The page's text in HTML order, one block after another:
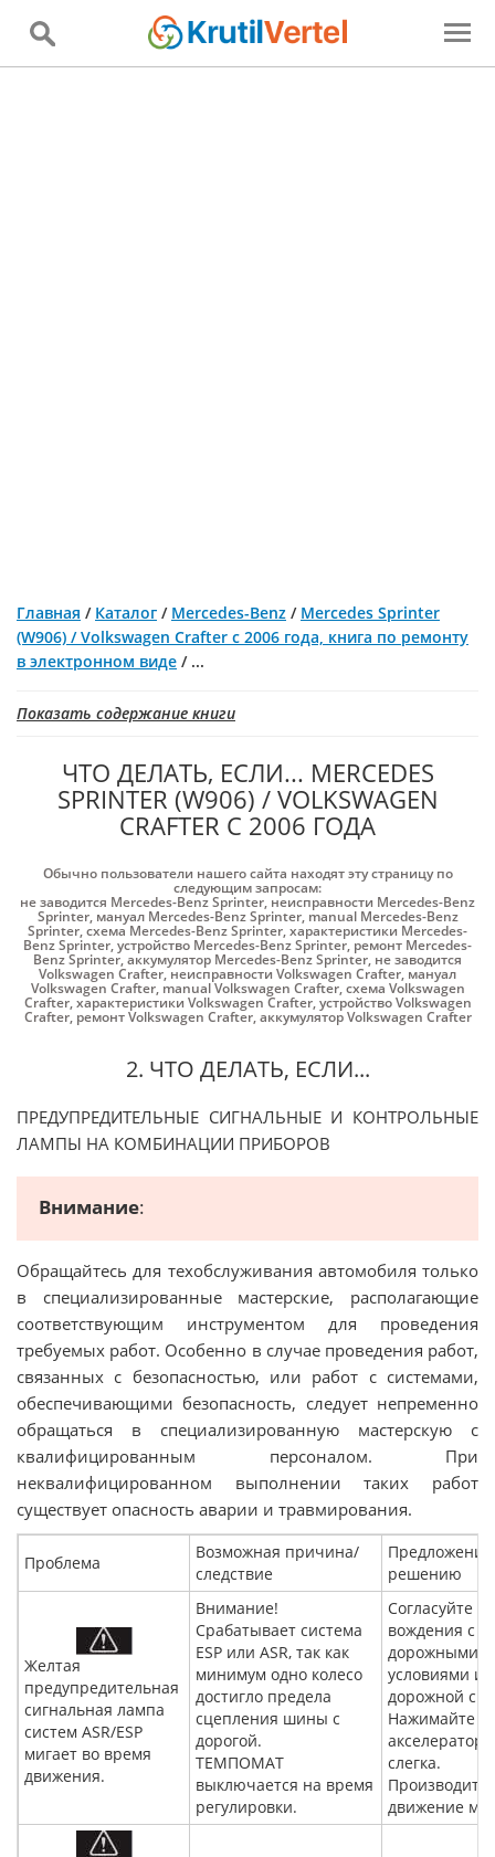
Главная / Каталог / Mercedes-Benz / Mercedes Sprinter
(W906) / Volkswagen Crafter с 2006 года, книга по ремонту
в электронном виде / ...
Показать содержание книги
ЧТО ДЕЛАТЬ, ЕСЛИ... MERCEDES
SPRINTER (W906) / VOLKSWAGEN
CRAFTER С 2006 ГОДА
Обычно пользователи нашего сайта находят эту страницу по
следующим запросам:
не заводится Mercedes-Benz Sprinter, неисправности Mercedes-Benz
Sprinter, мануал Mercedes-Benz Sprinter, manual Mercedes-Benz
Sprinter,схема Mercedes-Benz Sprinter,характеристики Mercedes-
Benz Sprinter,устройство Mercedes-Benz Sprinter, ремонт Mercedes-
Benz Sprinter,аккумулятор Mercedes-Benz Sprinter, не заводится
Volkswagen Crafter,неисправности Volkswagen Crafter, мануал
Volkswagen Crafter, manual Volkswagen Crafter,схема Volkswagen
Crafter,характеристики Volkswagen Crafter,устройство Volkswagen
Crafter, ремонт Volkswagen Crafter,аккумулятор Volkswagen Crafter
2. ЧТО ДЕЛАТЬ, ЕСЛИ...
ПРЕДУПРЕДИТЕЛЬНЫЕ СИГНАЛЬНЫЕ И КОНТРОЛЬНЫЕ
ЛАМПЫ НА КОМБИНАЦИИ ПРИБОРОВ
Внимание:
Обращайтесь для техобслуживания автомобиля только
в специализированные мастерские, располагающие
соответствующим инструментом для проведения
требуемых работ. Особенно в случае проведения работ,
связанных с безопасностью, или работ с системами,
обеспечивающими безопасность, следует непременно
обращаться в специализированную мастерскую с
квалифицированным персоналом. При
неквалифицированном выполнении таких работ
существует опасность аварии и травмирования.
Проблема
Возможная причина/
следствие
решению
Желтая
предупредительная
сигнальная лампа
систем ASR/ESP
мигает во время
движения.
Внимание!
Срабатывает система
ESP или ASR, так как
минимум одно колесо
достигло предела
сцепления шины с
дорогой.
TEMПOMAT
выключается на время
регулировки.
Согласуйте
вождения с
дорожными
условиями и
дорожной
Нажимайте
слегка.
Производите
движение